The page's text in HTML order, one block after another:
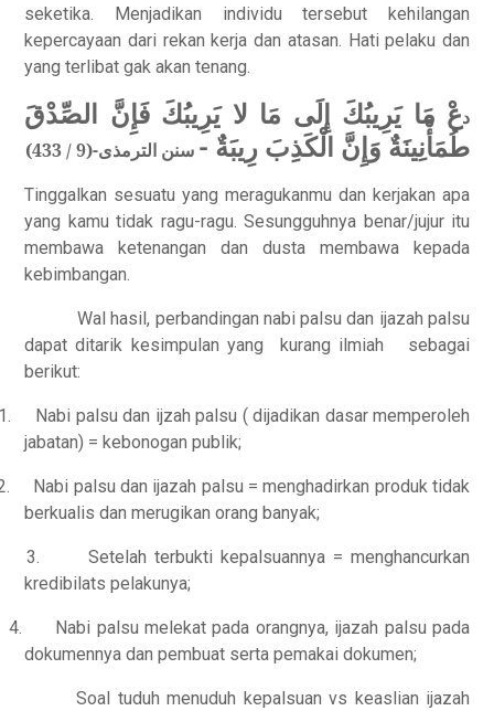
seketika. Menjadikan individu tersebut kehilangan
kepercayaan dari rekan kerja dan atasan. Hati pelaku dan
yang terlibat gak akan tenang.
دعْ مَا يَرِيبُكَ إِلَى مَا لا يَرِيبُكَ فَإِنَّ الصِّدْقَ
طُمَأْنِينَةٌ وَإِنَّ الْكَذِبَ رِيبَةٌ - سنن الترمذى-(9 / 433)
Tinggalkan sesuatu yang meragukanmu dan kerjakan apa
yang kamu tidak ragu-ragu. Sesungguhnya benar/jujur itu
membawa ketenangan dan dusta membawa kepada
kebimbangan.
Wal hasil, perbandingan nabi palsu dan ijazah palsu
dapat ditarik kesimpulan yang
kurang ilmiah
sebagai
berikut:
Nabi palsu dan ijzah palsu ( dijadikan dasar memperoleh
jabatan) = kebonogan publik;
Nabi palsu dan ijazah palsu = menghadirkan produk tidak
berkualis dan merugikan orang banyak;
3.
Setelah terbukti kepalsuannya = menghancurkan
kredibilats pelakunya;
4.
Nabi palsu melekat pada orangnya, ijazah palsu pada
dokumennya dan pembuat serta pemakai dokumen;
Soal tuduh menuduh kepalsuan vs keaslian ijazah